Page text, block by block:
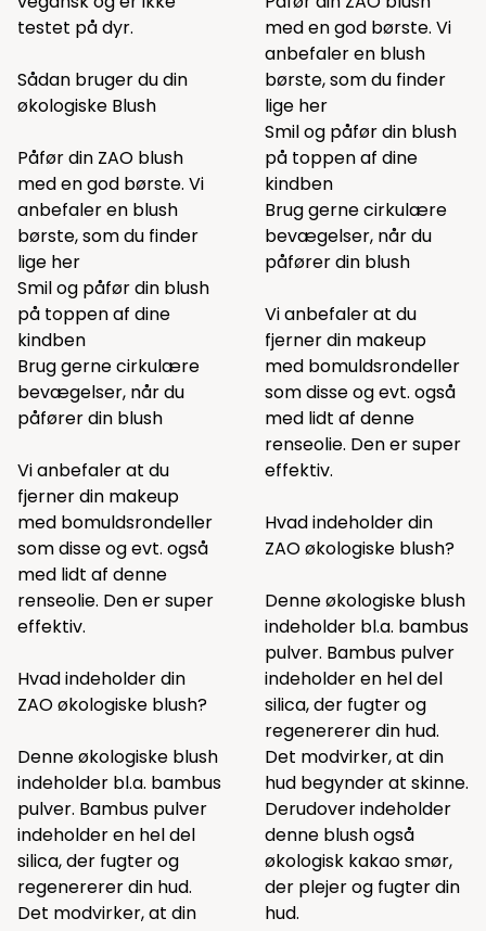
testet på dyr.
Sådan bruger du din
økologiske Blush
Påfør din ZAO blush
med en god børste. Vi
anbefaler en blush
børste, som du finder
lige her
Smil og påfør din blush
på toppen af dine
kindben
Brug gerne cirkulære
bevægelser, når du
påfører din blush
Vi anbefaler at du
fjerner din makeup
med bomuldsrondeller
somdisseog evt. også
med lidt af denne
renseolie. Den er super
effektiv.
Hvad indeholder din
ZAO økologiske blush?
Denne økologiske blush
indeholder bl.a. bambus
pulver. Bambus pulver
indeholder en hel del
silica, der fugter og
regenererer din hud.
Det modvirker, at din
med en god børste. Vi
anbefaler en blush
børste, som du finder
lige her
Smil og påfør din blush
på toppen af dine
kindben
Brug gerne cirkulære
bevægelser, når du
påfører din blush
Vi anbefaler at du
fjerner din makeup
med bomuldsrondeller
somdisseog evt. også
med lidt af denne
renseolie. Den er super
effektiv.
Hvad indeholder din
ZAO økologiske blush?
Denne økologiske blush
indeholder bl.a. bambus
pulver. Bambus pulver
indeholder en hel del
silica, der fugter og
regenererer din hud.
Det modvirker, at din
hud begynder at skinne.
Derudover indeholder
denne blush også
økologisk kakao smør,
der plejer og fugter din
hud.